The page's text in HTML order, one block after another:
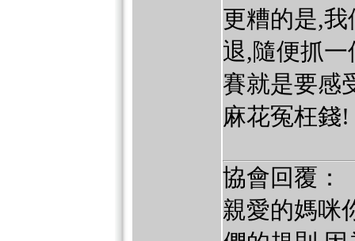
更糟的是,
退,隨便抓
賽就是要感
麻花冤枉錢!
協會回覆：
親愛的媽咪